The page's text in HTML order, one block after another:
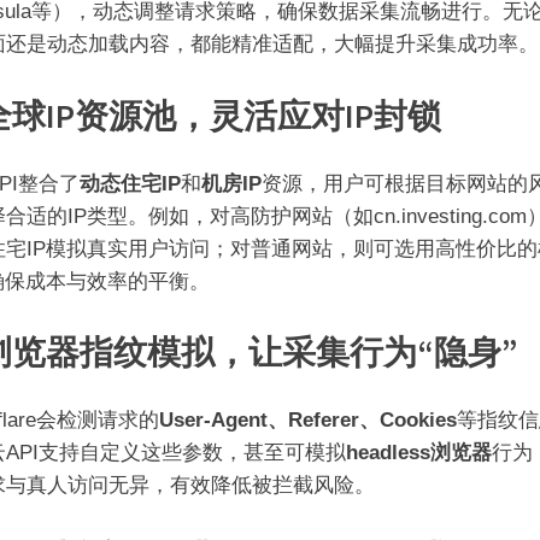
等），动态调整请求策略，确保数据采集流畅进行。无
是动态加载内容，都能精准适配，大幅提升采集成功率。
球IP资源池，灵活应对IP封锁
整合了动态住宅IP和机房IP资源，用户可根据目标网站的
合适的IP类型。例如，对高防护网站（如cn.investing.com
宅IP模拟真实用户访问；对普通网站，则可选用高性价比
成本与效率的平衡。
览器指纹模拟，让采集行为“隐身”
会检测请求的User-Agent、Referer、Cookies等指纹
API支持自定义这些参数，甚至可模拟headless浏览器行为
真人访问无异，有效降低被拦截风险。